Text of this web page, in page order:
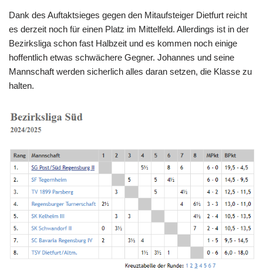
Dank des Auftaktsieges gegen den Mitaufsteiger Dietfurt reicht
es derzeit noch für einen Platz im Mittelfeld. Allerdings ist in der
Bezirksliga schon fast Halbzeit und es kommen noch einige
hoffentlich etwas schwächere Gegner. Johannes und seine
Mannschaft werden sicherlich alles daran setzen, die Klasse zu
halten.